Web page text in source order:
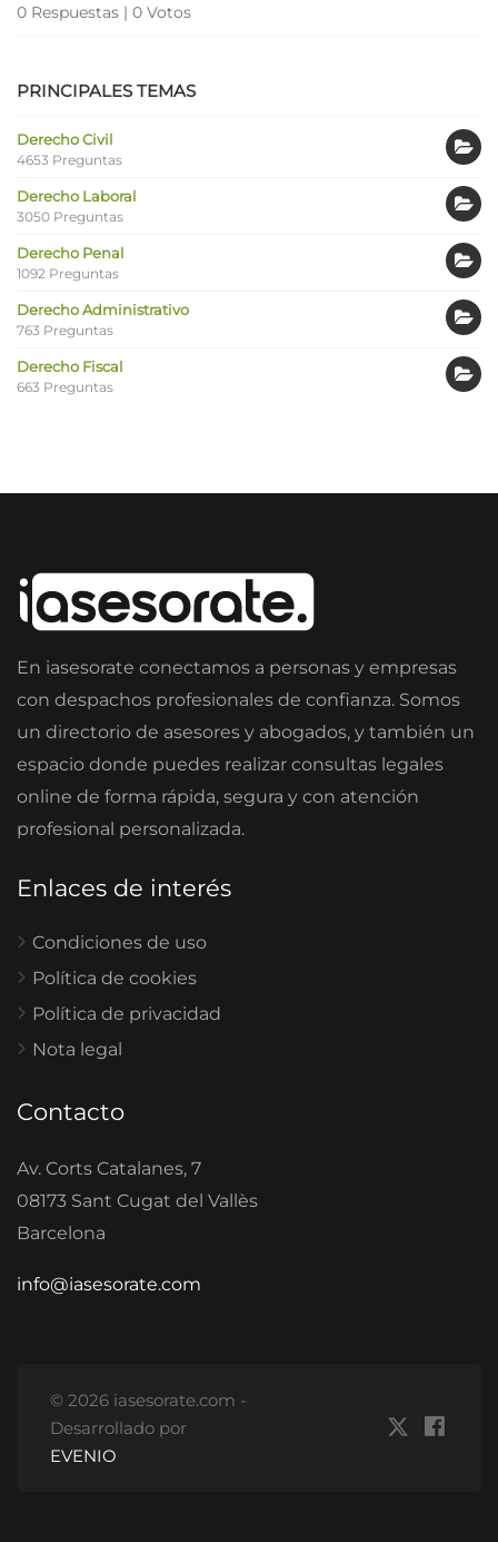
0 Respuestas | 0 Votos
PRINCIPALES TEMAS
Derecho Civil
4653 Preguntas
Derecho Laboral
3050 Preguntas
Derecho Penal
1092 Preguntas
Derecho Administrativo
763 Preguntas
Derecho Fiscal
663 Preguntas
En iasesorate conectamos a personas y empresas
con despachos profesionales de confianza. Somos
un directorio de asesores y abogados, y también un
espacio donde puedes realizar consultas legales
online de forma rápida, segura y con atención
profesional personalizada.
Enlaces de interés
Condiciones de uso
Política de cookies
Política de privacidad
Nota legal
Contacto
Av. Corts Catalanes, 7
08173 Sant Cugat del Vallès
Barcelona
info@iasesorate.com
© 2026 iasesorate.com -
Desarrollado por
EVENIO